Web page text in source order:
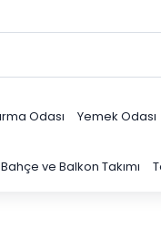
Odası Yemek Odası
Bahçe ve Balkon Takımı